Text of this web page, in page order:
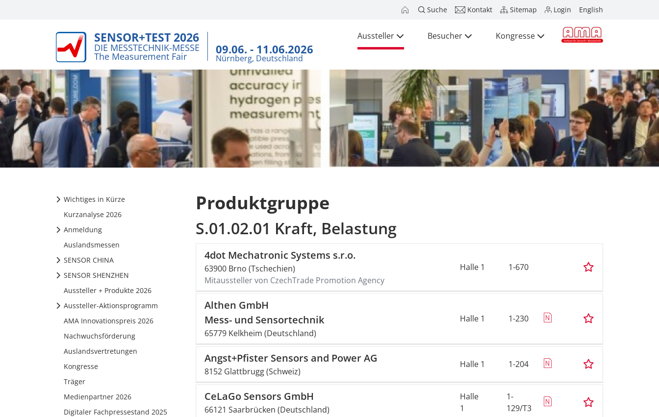
Suche Kontakt Sitemap Login English
SENSOR+TEST 2026
DIE MESSTECHNIK-MESSE
The Measurement Fair 09.06. - 11.06.2026
Nürnberg, Deutschland
Aussteller Besucher Kongresse Presse
Wichtiges in Kürze
Kurzanalyse 2026
Anmeldung
Auslandsmessen
SENSOR CHINA
SENSOR SHENZHEN
Aussteller + Produkte 2026
Aussteller-Aktionsprogramm
AMA Innovationspreis 2026
Nachwuchsförderung
Auslandsvertretungen
Kongresse
Träger
Medienpartner 2026
Digitaler Fachpressestand 2025
Produktgruppe
S.01.02.01 Kraft, Belastung
4dot Mechatronic Systems s.r.o.
63900 Brno (Tschechien)
Mitaussteller von CzechTrade Promotion Agency
Halle 1 1-670
Althen GmbH
Mess- und Sensortechnik
65779 Kelkheim (Deutschland)
Halle 1 1-230
Angst+Pfister Sensors and Power AG
8152 Glattbrugg (Schweiz)
Halle 1 1-204
CeLaGo Sensors GmbH
66121 Saarbrücken (Deutschland)
Halle
1
1-
129/T3